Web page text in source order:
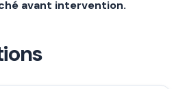
avant intervention.